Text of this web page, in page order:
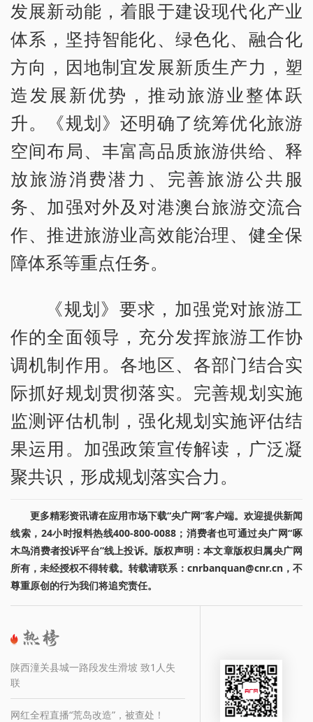
发展新动能，着眼于建设现代化产业
体系，坚持智能化、绿色化、融合化
方向，因地制宜发展新质生产力，塑
造发展新优势，推动旅游业整体跃
升。《规划》还明确了统筹优化旅游
空间布局、丰富高品质旅游供给、释
放旅游消费潜力、完善旅游公共服
务、加强对外及对港澳台旅游交流合
作、推进旅游业高效能治理、健全保
障体系等重点任务。
《规划》要求，加强党对旅游工
作的全面领导，充分发挥旅游工作协
调机制作用。各地区、各部门结合实
际抓好规划贯彻落实。完善规划实施
监测评估机制，强化规划实施评估结
果运用。加强政策宣传解读，广泛凝
聚共识，形成规划落实合力。
更多精彩资讯请在应用市场下载“央广网”客户端。欢迎提供新闻
线索，24小时报料热线400-800-0088；消费者也可通过央广网“啄
木鸟消费者投诉平台”线上投诉。版权声明：本文章版权归属央广网
所有，未经授权不得转载。转载请联系：cnrbanquan@cnr.cn，不
尊重原创的行为我们将追究责任。
陕西潼关县城一路段发生滑坡 致1人失
联
网红全程直播“荒岛改造”，被查处！